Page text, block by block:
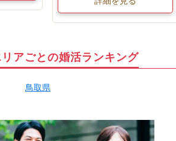
アごとの婚活ランキング
鳥取県